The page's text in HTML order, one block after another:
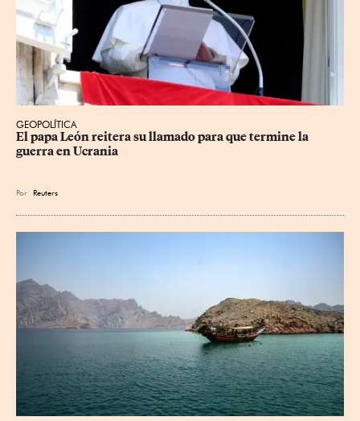
GEOPOLÍTICA
El papa León reitera su llamado para que termine la
guerra en Ucrania
Por Reuters